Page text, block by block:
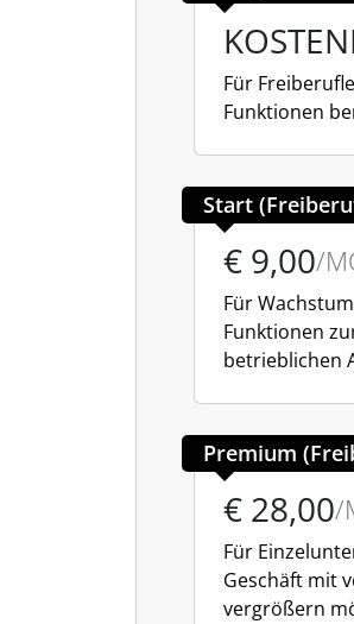
Für
Funktionen
Start
€ 9,00/
Für
Funktionen
betrieblichen
Premium
€ 28,00/
Für
Geschäft mit
vergrößern